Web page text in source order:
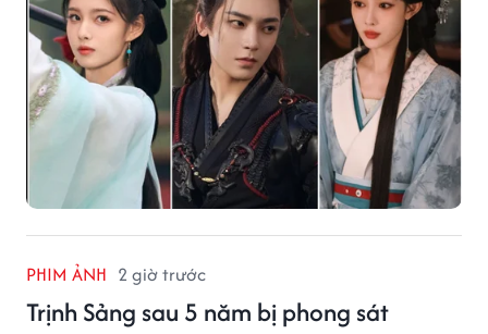
PHIM ẢNH 2 giờ trước
Trịnh Sảng sau 5 năm bị phong sát